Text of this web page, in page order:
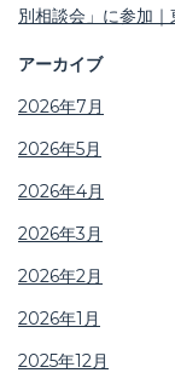
別相談会」に参加
アーカイブ
2026年7月
2026年5月
2026年4月
2026年3月
2026年2月
2026年1月
2025年12月